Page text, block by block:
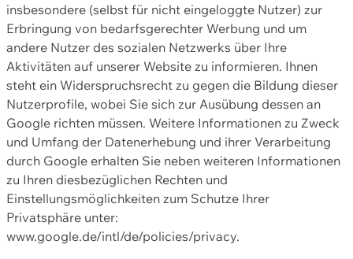
insbesondere (selbst für nicht eingeloggte Nutzer) zur
Erbringung von bedarfsgerechter Werbung und um
andere Nutzer des sozialen Netzwerks über Ihre
Aktivitäten auf unserer Website zu informieren. Ihnen
steht ein Widerspruchsrecht zu gegen die Bildung dieser
Nutzerprofile, wobei Sie sich zur Ausübung dessen an
Google richten müssen. Weitere Informationen zu Zweck
und Umfang der Datenerhebung und ihrer Verarbeitung
durch Google erhalten Sie neben weiteren Informationen
zu Ihren diesbezüglichen Rechten und
Einstellungsmöglichkeiten zum Schutze Ihrer
Privatsphäre unter:
www.google.de/intl/de/policies/privacy.